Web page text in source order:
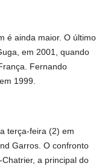
é ainda maior. O último
em 2001, quando
Fernando
1999.
terça-feira (2) em
Garros. O confronto
a principal do